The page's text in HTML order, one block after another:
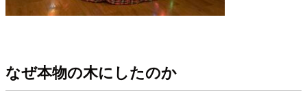
なぜ本物の木にしたのか